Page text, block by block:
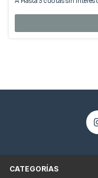
CATEGORÍAS